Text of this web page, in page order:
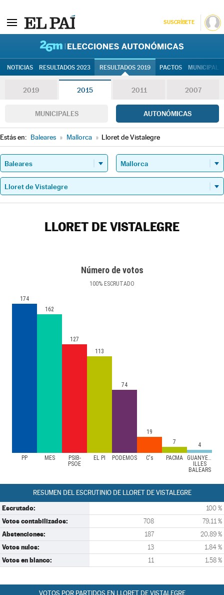
SUSCRÍBETE
NOTICIAS RESULTADOS 2023 RESULTADOS 2019 PACTOS
2019 2015 2011 2007
MUNICIPALES AUTONÓMICAS
Estás en: Baleares » Mallorca » Lloret de Vistalegre
LLORET DE VISTALEGRE
Número de votos
100% ESCRUTADO
PP MÉS
PSIB-
PSOE
EL PI PODEMOS C's PACMA
GUANYEM
ILLES
BALEARS
174
162
127
113
74
19
7
4
RESUMEN DEL ESCRUTINIO DE LLORET DE VISTALEGRE
Escrutado: 100 %
Votos contabilizados: 708 79,11 %
Abstenciones: 187 20,89 %
Votos nulos: 13 1,84 %
Votos en blanco: 11 1,58 %
VOTOS POR PARTIDOS EN LLORET DE VISTALEGRE